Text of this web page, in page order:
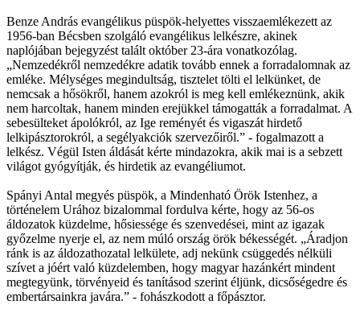
Benze András evangélikus püspök-helyettes visszaemlékezett az
1956-ban Bécsben szolgáló evangélikus lelkészre, akinek
naplójában bejegyzést talált október 23-ára vonatkozólag.
„Nemzedékről nemzedékre adatik tovább ennek a forradalomnak az
emléke. Mélységes megindultság, tisztelet tölti el lelkünket, de
nemcsak a hősökről, hanem azokról is meg kell emlékeznünk, akik
nem harcoltak, hanem minden erejükkel támogatták a forradalmat. A
sebesülteket ápolókról, az Ige reményét és vigaszát hirdető
lelkipásztorokról, a segélyakciók szervezőiről.” - fogalmazott a
lelkész. Végül Isten áldását kérte mindazokra, akik mai is a sebzett
világot gyógyítják, és hirdetik az evangéliumot.
Spányi Antal megyés püspök, a Mindenható Örök Istenhez, a
történelem Urához bizalommal fordulva kérte, hogy az 56-os
áldozatok küzdelme, hősiessége és szenvedései, mint az igazak
győzelme nyerje el, az nem múló ország örök békességét. „Áradjon
ránk is az áldozathozatal lelkülete, adj nekünk csüggedés nélküli
szívet a jóért való küzdelemben, hogy magyar hazánkért mindent
megtegyünk, törvényeid és tanításod szerint éljünk, dicsőségedre és
embertársainkra javára.” - fohászkodott a főpásztor.